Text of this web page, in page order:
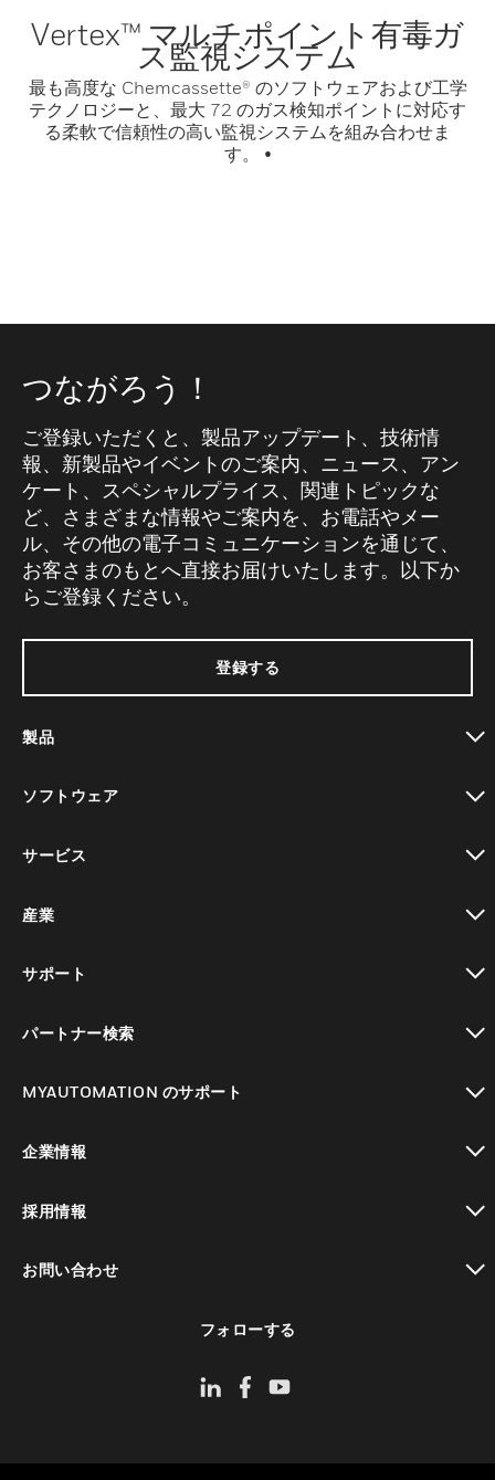
Vertex™ マルチポイント有毒ガ
ス監視システム
最も高度な Chemcassette® のソフトウェアおよび工学
テクノロジーと、最大 72 のガス検知ポイントに対応す
る柔軟で信頼性の高い監視システムを組み合わせま
す。 •
つながろう！
ご登録いただくと、製品アップデート、技術情
報、新製品やイベントのご案内、ニュース、アン
ケート、スペシャルプライス、関連トピックな
ど、さまざまな情報やご案内を、お電話やメー
ル、その他の電子コミュニケーションを通じて、
お客さまのもとへ直接お届けいたします。以下か
らご登録ください。
登録する
製品
ソフトウェア
サービス
産業
サポート
パートナー検索
MYAUTOMATION のサポート
企業情報
採用情報
お問い合わせ
フォローする